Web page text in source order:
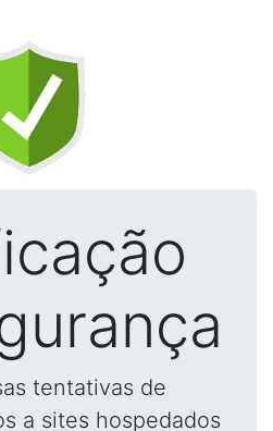
tentativas de
a sites hospedados